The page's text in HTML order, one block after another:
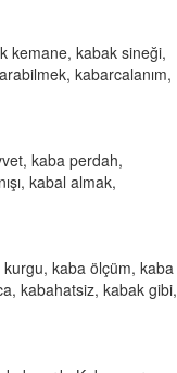
kemane, kabak sineği,
kabarcalanım,
kaba perdah,
kabal almak,
kurgu, kaba ölçüm, kaba
kabahatsiz, kabak gibi,